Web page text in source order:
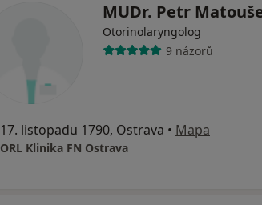
MUDr. Petr
Otorinolaryngolog
9 názorů
17. listopadu 1790, Ostrava • Mapa
ORL Klinika FN Ostrava